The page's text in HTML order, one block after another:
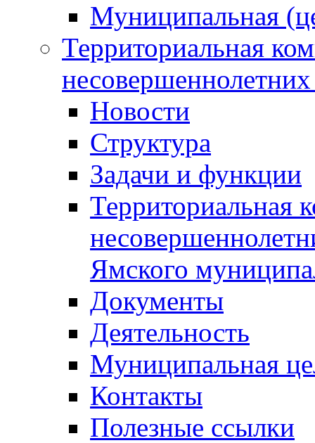
Муниципальная
Территориальная
Новости
Структура
Задачи и функции
Территориальная
Ямского
Документы
Деятельность
Муниципальная
Контакты
Полезные ссылки